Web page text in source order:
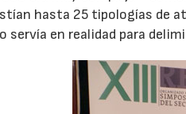
hasta 25 tipologías de
en realidad para